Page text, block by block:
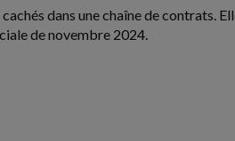
dans une chaîne de contrats.
de novembre 2024.